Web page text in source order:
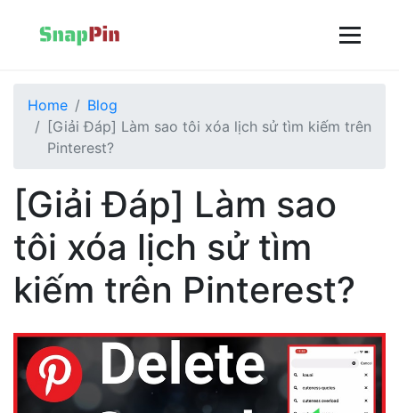
Home
Blog
[Giải Đáp] Làm sao tôi xóa lịch sử tìm kiếm trên
Pinterest?
[Giải Đáp] Làm sao
tôi xóa lịch sử tìm
kiếm trên Pinterest?